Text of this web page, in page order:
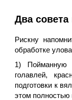
Два совета
Рискну
обработке
1) Пойманную
голавлей,
подготовки к
этом